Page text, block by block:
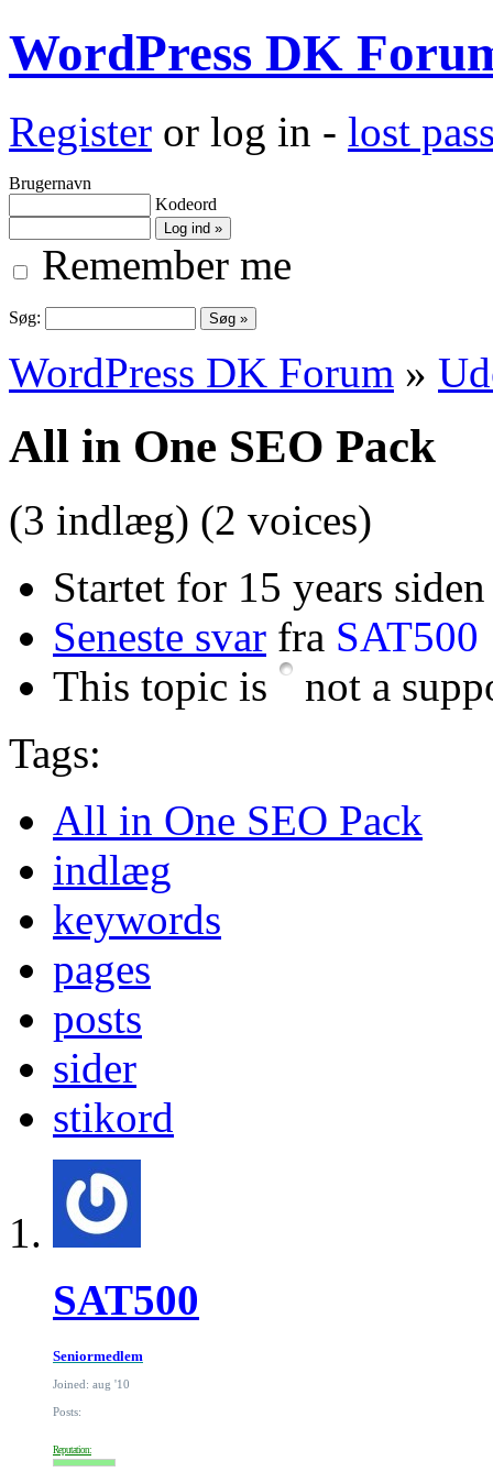
WordPress DK
Register or log in - lost
Brugernavn
Kodeord
Remember me
Søg:
WordPress DK Forum »
All in One SEO Pack
(3 indlæg) (2 voices)
Startet for 15 years
Seneste svar fra SAT500
This topic is
not a
Tags:
All in One SEO Pack
indlæg
keywords
pages
posts
sider
stikord
SAT500
Seniormedlem
Joined: aug '10
Posts:
Reputation: